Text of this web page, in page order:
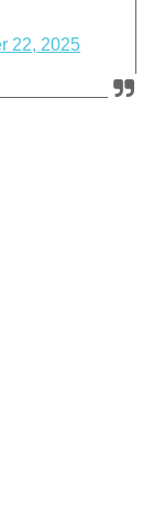
22, 2025